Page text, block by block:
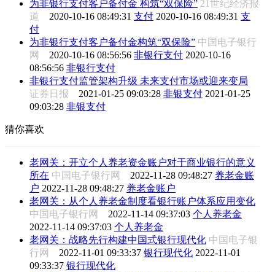
为非银行支付客户备付金 构筑“双保险” 21世纪经济报
道 2020-10-16 08:49:31 支付 2020-10-16 08:49:31 支
付
为非银行支付客户备付金构筑“双保险” 中国电子银行
网 2020-10-16 08:56:56 非银行支付 2020-10-16
08:56:56 非银行支付
非银行支付监管架构升级 未来支付市场或迎来变局
证券日报 2021-01-25 09:03:28 非银支付 2021-01-25
09:03:28 非银支付
猜你喜欢
老网关：开立个人养老资金账户对于商业银行的意义
所在 中国电子银行网 2022-11-28 09:48:27 养老金账
户 2022-11-28 09:48:27 养老金账户
老网关：从个人养老金制度看银行账户体系应用变化
中国电子银行网 2022-11-14 09:37:03 个人养老金
2022-11-14 09:37:03 个人养老金
老网关：战略先行构建中国式银行现代化 中国电子银
行网 2022-11-01 09:33:37 银行现代化 2022-11-01
09:33:37 银行现代化